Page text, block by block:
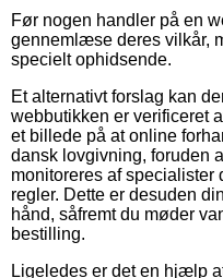
Før nogen handler på en
gennemlæse deres vilkår,
specielt ophidsende.
Et alternativt forslag kan
webbutikken er verificeret
et billede på at online
dansk lovgivning, foruden
monitoreres af
regler. Dette er desuden
hånd, såfremt du møder
bestilling.
Ligeledes er det en hjælp